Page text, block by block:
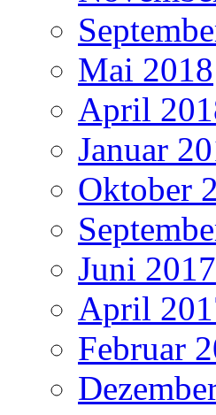
Mai 2018
April
Januar
Oktober
Juni 2017
April
Februar